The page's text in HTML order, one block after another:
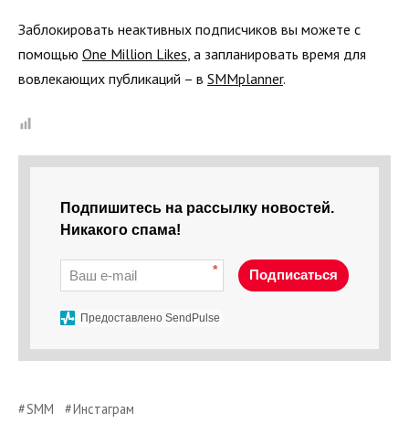
Заблокировать неактивных подписчиков вы можете с
помощью One Million Likes , а запланировать время для
вовлекающих публикаций – в SMMplanner.
Подпишитесь на рассылку новостей.
Никакого спама!
* Подписаться
Предоставлено SendPulse
SMM Инстаграм